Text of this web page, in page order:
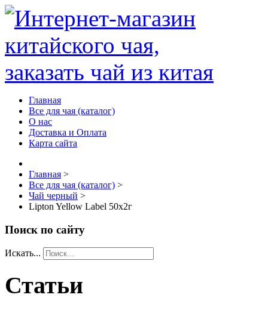
Главная
Все для чая (каталог)
О нас
Доставка и Оплата
Карта сайта
Главная >
Все для чая (каталог) >
Чай черный >
Lipton Yellow Label 50х2г
Поиск по сайту
Искать...
Статьи